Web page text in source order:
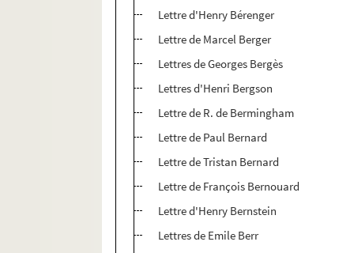
Lettre d'Henry Bérenger
Lettre de Marcel Berger
Lettres de Georges Bergès
Lettres d'Henri Bergson
Lettre de R. de Bermingham
Lettre de Paul Bernard
Lettre de Tristan Bernard
Lettre de François Bernouard
Lettre d'Henry Bernstein
Lettres de Emile Berr